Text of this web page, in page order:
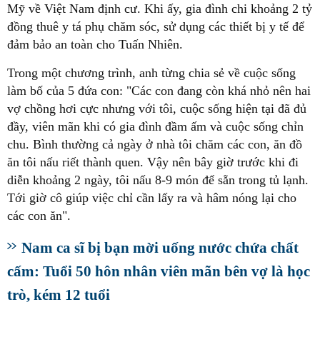
Mỹ về Việt Nam định cư. Khi ấy, gia đình chi khoảng 2 tỷ
đồng thuê y tá phụ chăm sóc, sử dụng các thiết bị y tế để
đảm bảo an toàn cho Tuấn Nhiên.
Trong một chương trình, anh từng chia sẻ về cuộc sống
làm bố của 5 đứa con: "Các con đang còn khá nhỏ nên hai
vợ chồng hơi cực nhưng với tôi, cuộc sống hiện tại đã đủ
đầy, viên mãn khi có gia đình đầm ấm và cuộc sống chỉn
chu. Bình thường cả ngày ở nhà tôi chăm các con, ăn đồ
ăn tôi nấu riết thành quen. Vậy nên bây giờ trước khi đi
diễn khoảng 2 ngày, tôi nấu 8-9 món để sẵn trong tủ lạnh.
Tới giờ cô giúp việc chỉ cần lấy ra và hâm nóng lại cho
các con ăn".
Nam ca sĩ bị bạn mời uống nước chứa chất
cấm: Tuổi 50 hôn nhân viên mãn bên vợ là học
trò, kém 12 tuổi